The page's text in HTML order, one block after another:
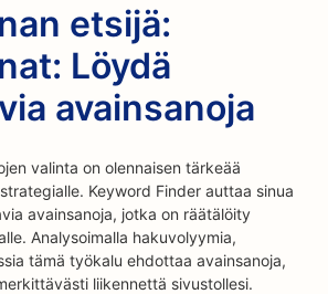
etsijä:
Löydä
avainsanoja
valinta on olennaisen tärkeää
Keyword Finder auttaa sinua
avainsanoja, jotka on räätälöity
Analysoimalla hakuvolyymia,
tämä työkalu ehdottaa avainsanoja,
liikennettä sivustollesi.